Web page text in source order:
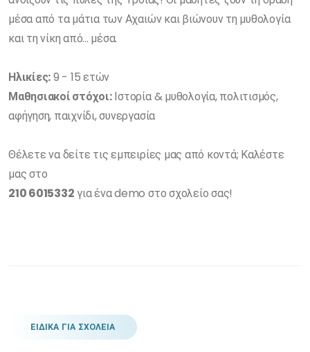
μέσα από τα μάτια των Αχαιών και βιώνουν τη μυθολογία
και τη νίκη από... μέσα.
Ηλικίες:9 - 15 ετών
Μαθησιακοί στόχοι:Ιστορία & μυθολογία, πολιτισμός,
αφήγηση, παιχνίδι, συνεργασία
Θέλετε να δείτε τις εμπειρίες μας από κοντά; Καλέστε
μας στο
210 6015332 για ένα demo στο σχολείο σας!
ΕΙΔΙΚΑ ΓΙΑ ΣΧΟΛΕΙΑ